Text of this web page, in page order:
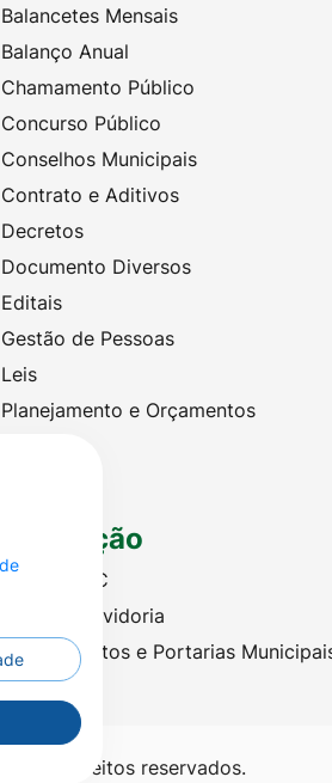
Balancetes Mensais
Balanço Anual
Chamamento Público
Concurso Público
Conselhos Municipais
Contrato e Aditivos
Decretos
Documento Diversos
Editais
Gestão de Pessoas
Leis
Planejamento e Orçamentos
Legislação
Criação SIC
Criação Ouvidoria
Leis, Decretos e Portarias
os direitos reservados.